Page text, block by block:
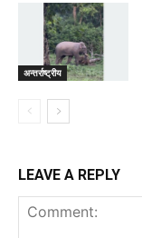
अन्तर्राष्ट्रीय
LEAVE A REPLY